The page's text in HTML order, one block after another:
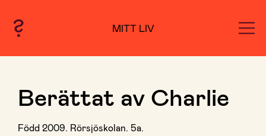
MITT LIV
Berättat av Charlie
Född 2009. Rörsjöskolan. 5a.